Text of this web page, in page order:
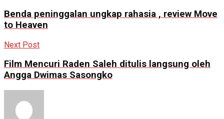
Benda peninggalan ungkap rahasia , review Move
to Heaven
Next Post
Film Mencuri Raden Saleh ditulis langsung oleh
Angga Dwimas Sasongko